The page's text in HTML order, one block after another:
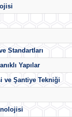
Standartları
Yapılar
ve Şantiye Tekniği